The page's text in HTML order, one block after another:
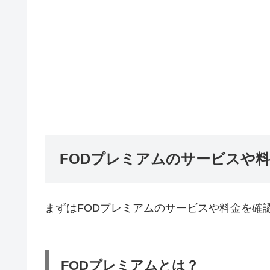
FODプレミアムのサービスや
まずはFODプレミアムのサービスや料金を確
FODプレミアムとは？